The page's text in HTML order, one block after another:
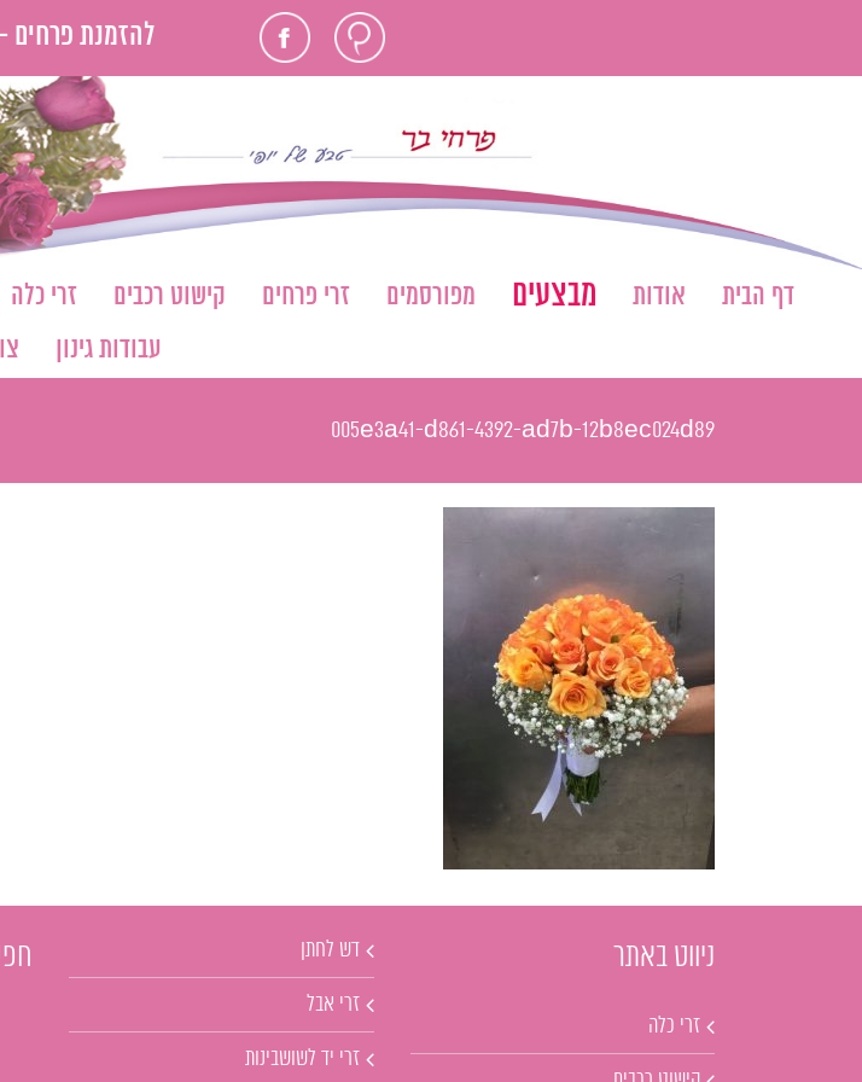
חוות
דעת
פייסבוק להזמנת פרחים -
דף הבית אודות מבצעים מפורסמים זרי פרחים קישוט רכבים זרי כלה
עבודות גינון
005e3a41-d861-4392-ad7b-12b8ec024d89
ניווט באתר
זרי כלה
דש לחתן
זרי אבל
זרי יד לשושבינות